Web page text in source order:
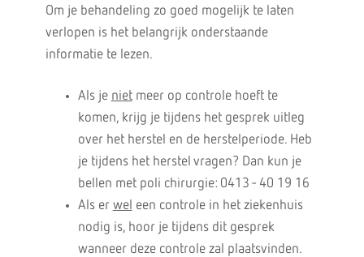
Om je behandeling zo goed mogelijk te laten
verlopen is het belangrijk onderstaande
informatie te lezen.
Als je nietmeer op controle hoeft te
komen, krijg je tijdens het gesprek uitleg
over het herstel en de herstelperiode. Heb
je tijdens het herstel vragen? Dan kun je
bellen met poli chirurgie: 0413 - 40 19 16
Als er wel een controle in het ziekenhuis
nodig is, hoor je tijdens dit gesprek
wanneer deze controle zal plaatsvinden.